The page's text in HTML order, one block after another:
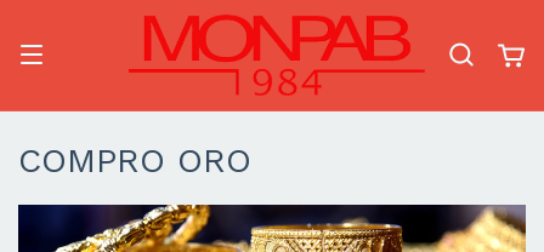
COMPRO ORO